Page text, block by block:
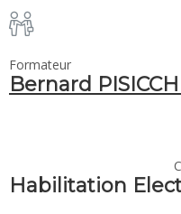
Formateur
Bernard
Habilitation